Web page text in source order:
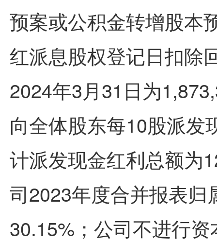
预案或公积金转增股本
红派息股权登记日扣除
2024年3月31日为
向全体股东每10股派发
计派发现金红利总额为
司2023年度合并报表归
30.15%；公司不进行